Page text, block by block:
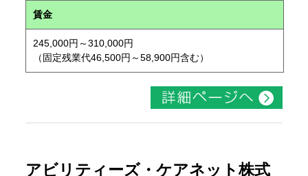
賃金
245,000円～310,000円
（固定残業代46,500円～58,900円含む）
アビリティーズ・ケアネット株式